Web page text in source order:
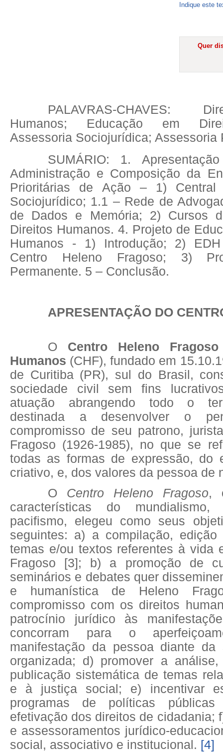
Indique este
Quer
PALAVRAS-CHAVES:
Humanos; Educação em
Assessoria Sociojurídica; Assessoria
SUMÁRIO: 1.
Administração e Composição da
Prioritárias de Ação – 1) Central
Sociojurídico; 1.1 – Rede de
de Dados e Memória; 2) Cursos
Direitos Humanos. 4. Projeto de
Humanos - 1) Introdução; 2)
Centro Heleno Fragoso; 3)
Permanente. 5 – Conclusão.
APRESENTAÇÃO DO
O Centro Heleno
Humanos (CHF), fundado em
de Curitiba (PR), sul do Brasil,
sociedade civil sem fins
atuação abrangendo todo o
destinada a desenvolver o
compromisso de seu patrono,
Fragoso (1926-1985), no que se
todas as formas de expressão, do
criativo, e, dos valores da pessoa de
O Centro Heleno Fragoso,
características do mundialismo,
pacifismo, elegeu como seus
seguintes: a) a compilação,
temas e/ou textos referentes à vida
Fragoso [3]; b) a promoção de
seminários e debates quer
e humanística de Heleno
compromisso com os direitos
patrocínio jurídico às
concorram para o
manifestação da pessoa diante da
organizada; d) promover a
publicação sistemática de temas
e à justiça social; e) incentivar
programas de políticas públicas
efetivação dos direitos de cidadania; f
e assessoramentos jurídico-
social, associativo e institucional. [4]